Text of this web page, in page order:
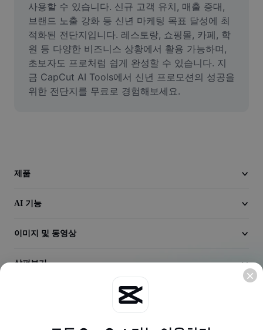
AI Inpainting
Face Cutout
동영상
동영상 길이 다듬기
동영상에 자막 추가
사용할 수 있습니다. 신규 고객 유치, 매출 증대,
브랜드 노출 강화 등 신년 마케팅 목표 달성에 최
적화된 전단지입니다. 레스토랑, 쇼핑몰, 카페, 학
원 등 다양한 비즈니스 상황에서 활용 가능하며,
초보자도 프로처럼 쉽게 완성할 수 있습니다. 지
금 CapCut AI Tools에서 신년 프로모션의 성공을
위한 전단지를 무료로 경험해보세요.
제품
AI 기능
이미지 및 동영상
살펴보기